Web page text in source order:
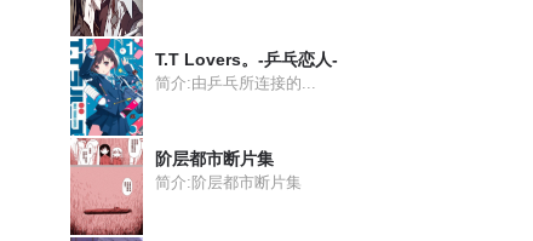
T.T Lovers。-乒乓恋人-
简介:由乒乓所连接的...
阶层都市断片集
简介:阶层都市断片集